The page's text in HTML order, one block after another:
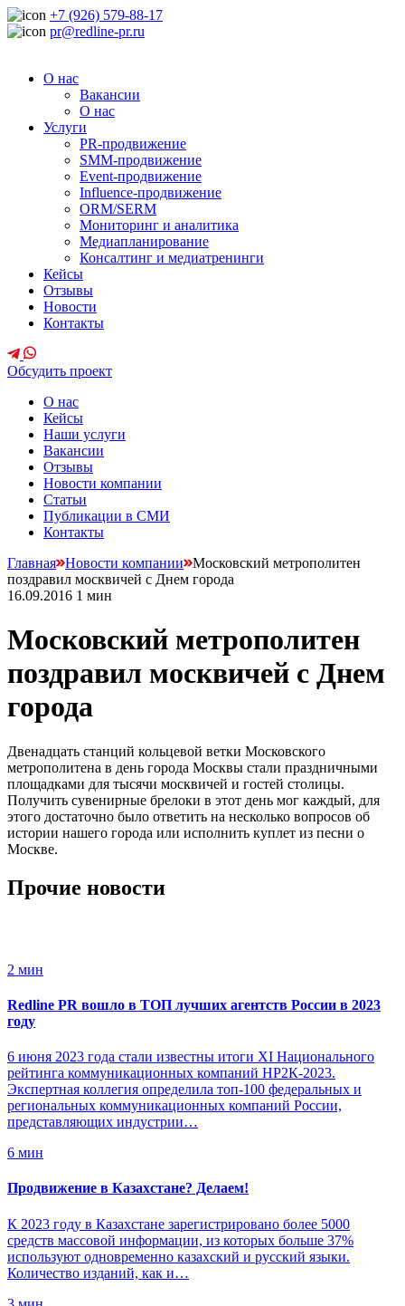
+7 (926) 579-88-17
pr@redline-pr.ru
О нас
Вакансии
О нас
Услуги
PR-продвижение
SMM-продвижение
Event-продвижение
Influence-продвижение
ORM/SERM
Мониторинг и аналитика
Медиапланирование
Консалтинг и медиатренинги
Кейсы
Отзывы
Новости
Контакты
Обсудить проект
О нас
Кейсы
Наши услуги
Вакансии
Отзывы
Новости компании
Статьи
Публикации в СМИ
Контакты
Главная Новости компании
Московский метрополитен
поздравил москвичей с Днем города
16.09.2016 1 мин
Московский метрополитен
поздравил москвичей с Днем
города
Двенадцать станций кольцевой ветки Московского
метрополитена в день города Москвы стали праздничными
площадками для тысячи москвичей и гостей столицы.
Получить сувенирные брелоки в этот день мог каждый, для
этого достаточно было ответить на несколько вопросов об
истории нашего города или исполнить куплет из песни о
Москве.
Прочие новости
2 мин
Redline PR вошло в ТОП лучших агентств России в 2023
году
6 июня 2023 года стали известны итоги XI Национального
рейтинга коммуникационных компаний НР2К-2023.
Экспертная коллегия определила топ-100 федеральных и
региональных коммуникационных компаний России,
представляющих индустрии…
6 мин
Продвижение в Казахстане? Делаем!
К 2023 году в Казахстане зарегистрировано более 5000
средств массовой информации, из которых больше 37%
используют одновременно казахский и русский языки.
Количество изданий, как и…